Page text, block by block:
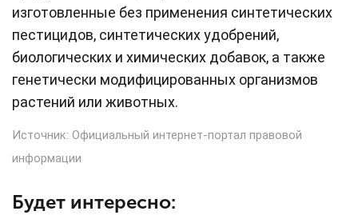
изготовленные без применения синтетических
пестицидов, синтетических удобрений,
биологических и химических добавок, а также
генетически модифицированных организмов
растений или животных.
Источник: Официальный интернет-портал правовой
информации
Будет интересно: